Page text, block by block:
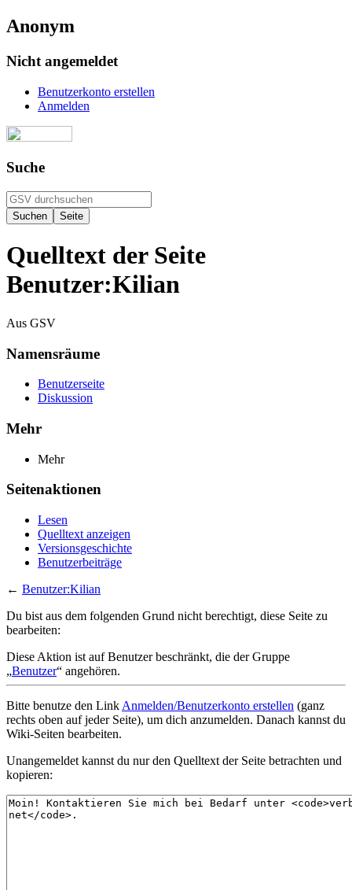
Anonym
Nicht angemeldet
Benutzerkonto erstellen
Anmelden
Suche
Quelltext der Seite
Benutzer:Kilian
Aus GSV
Namensräume
Benutzerseite
Diskussion
Mehr
Mehr
Seitenaktionen
Lesen
Quelltext anzeigen
Versionsgeschichte
Benutzerbeiträge
← Benutzer:Kilian
Du bist aus dem folgenden Grund nicht berechtigt, diese Seite zu
bearbeiten:
Diese Aktion ist auf Benutzer beschränkt, die der Gruppe
„Benutzer“ angehören.
Bitte benutze den Link Anmelden/Benutzerkonto erstellen (ganz
rechts oben auf jeder Seite), um dich anzumelden. Danach kannst du
Wiki-Seiten bearbeiten.
Unangemeldet kannst du nur den Quelltext der Seite betrachten und
kopieren: